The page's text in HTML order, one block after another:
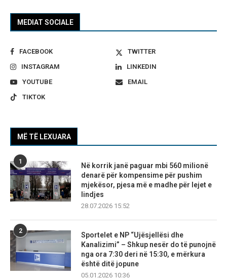
MEDIAT SOCIALE
FACEBOOK
TWITTER
INSTAGRAM
LINKEDIN
YOUTUBE
EMAIL
TIKTOK
MË TË LEXUARA
1
Në korrik janë paguar mbi 560 milionë
denarë për kompensime për pushim
mjekësor, pjesa më e madhe për lejet e
lindjes
28.07.2026 15:52
2
Sportelet e NP “Ujësjellësi dhe
Kanalizimi” – Shkup nesër do të punojnë
nga ora 7:30 deri në 15:30, e mërkura
është ditë jopune
05.01.2026 10:36